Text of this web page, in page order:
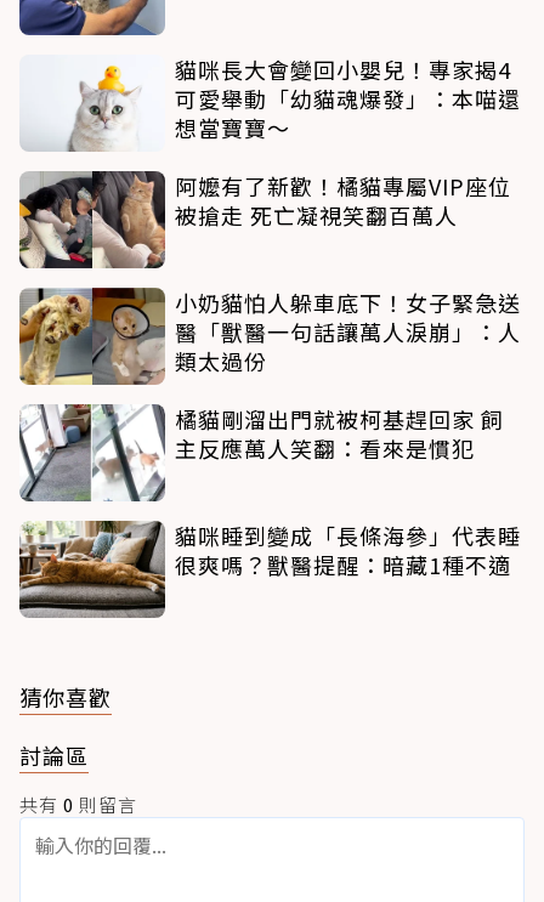
貓咪長大會變回小嬰兒！專家揭4
可愛舉動「幼貓魂爆發」：本喵還
想當寶寶～
阿嬤有了新歡！橘貓專屬VIP座位
被搶走 死亡凝視笑翻百萬人
小奶貓怕人躲車底下！女子緊急送
醫「獸醫一句話讓萬人淚崩」：人
類太過份
橘貓剛溜出門就被柯基趕回家 飼
主反應萬人笑翻：看來是慣犯
貓咪睡到變成「長條海參」代表睡
很爽嗎？獸醫提醒：暗藏1種不適
猜你喜歡
討論區
共有 0 則留言